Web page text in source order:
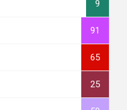
9
91
65
25